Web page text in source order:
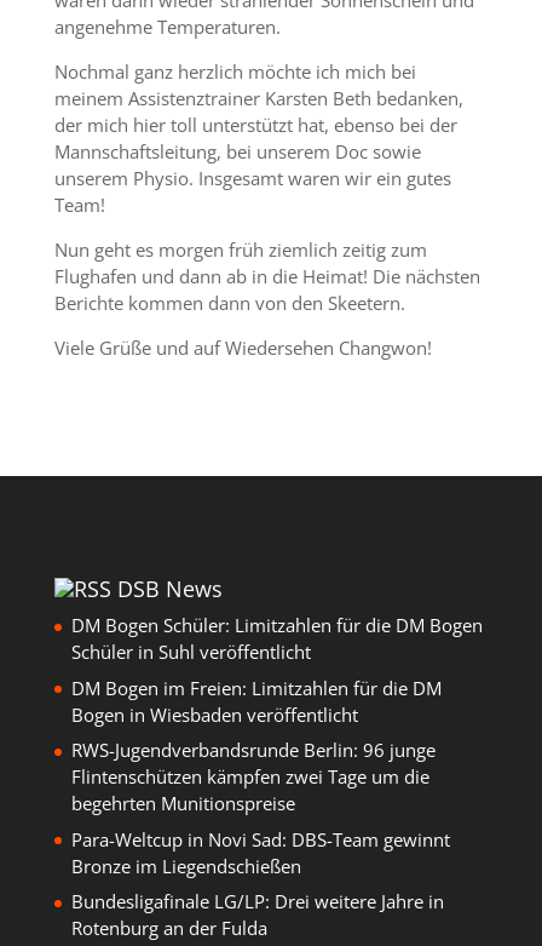
angenehme Temperaturen.
Nochmal ganz herzlich möchte ich mich bei
meinem Assistenztrainer Karsten Beth bedanken,
der mich hier toll unterstützt hat, ebenso bei der
Mannschaftsleitung, bei unserem Doc sowie
unserem Physio. Insgesamt waren wir ein gutes
Team!
Nun geht es morgen früh ziemlich zeitig zum
Flughafen und dann ab in die Heimat! Die nächsten
Berichte kommen dann von den Skeetern.
Viele Grüße und auf Wiedersehen Changwon!
DSB News
DM Bogen Schüler: Limitzahlen für die DM Bogen
Schüler in Suhl veröffentlicht
DM Bogen im Freien: Limitzahlen für die DM
Bogen in Wiesbaden veröffentlicht
RWS-Jugendverbandsrunde Berlin: 96 junge
Flintenschützen kämpfen zwei Tage um die
begehrten Munitionspreise
Para-Weltcup in Novi Sad: DBS-Team gewinnt
Bronze im Liegendschießen
Bundesligafinale LG/LP: Drei weitere Jahre in
Rotenburg an der Fulda